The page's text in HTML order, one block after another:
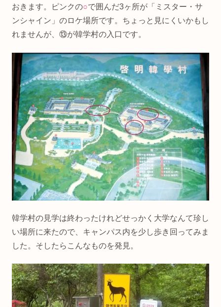
おきます。ピンクの○で囲んだ3ヶ所が「ミスター・サ
ンシャイン」のロケ場所です。ちょっと見にくいかもし
れませんが、⑬が韓学村の入口です。
韓学村の見学は終わったけれどせっかく大学なんて珍し
い場所に来たので、キャンパス内を少し歩き回ってみま
した。そしたらこんなものを発見。